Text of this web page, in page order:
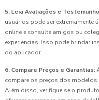
5. Leia Avaliações e
usuários pode ser extremamente
online e consulte amigos ou
experiências. Isso pode brindar
do aplicador.
6. Compare Preços e Garantias:
compare os preços dos modelos
Além disso, verifique se o